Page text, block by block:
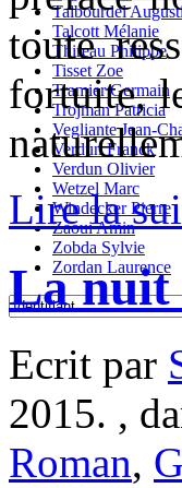
Talbourdel
Talcott Mélanie
Thireau Philippe
Tisset Zoe
Tramier Germain
Trojman Patricia
Vegliante Jean-
Verdun Franck
Verdun Olivier
Wetzel Marc
Windecker Pierre
Zaoui Amin
Zobda Sylvie
Zordan Laurence
toute
fortuite,
Lire la
La nuit
Ecrit par
2015. ,
Roman,